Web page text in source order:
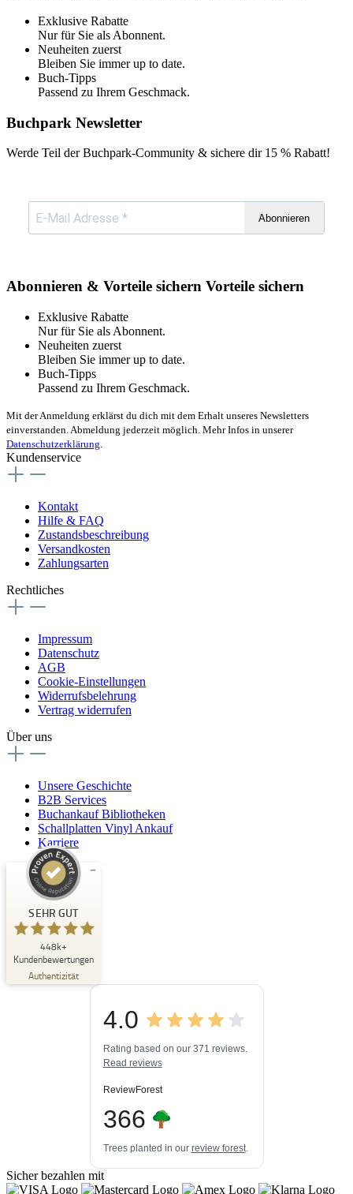
Exklusive Rabatte
Nur für Sie als Abonnent.
Neuheiten zuerst
Bleiben Sie immer up to date.
Buch-Tipps
Passend zu Ihrem Geschmack.
Buchpark Newsletter
Werde Teil der Buchpark-Community & sichere dir 15 % Rabatt!
Abonnieren
Abonnieren & Vorteile sichern Vorteile sichern
Exklusive Rabatte
Nur für Sie als Abonnent.
Neuheiten zuerst
Bleiben Sie immer up to date.
Buch-Tipps
Passend zu Ihrem Geschmack.
Mit der Anmeldung erklärst du dich mit dem Erhalt unseres Newsletters
einverstanden. Abmeldung jederzeit möglich. Mehr Infos in unserer
Datenschutzerklärung
Kundenservice
Kontakt
Hilfe & FAQ
Zustandsbeschreibung
Versandkosten
Zahlungsarten
Rechtliches
Impressum
Datenschutz
AGB
Cookie-Einstellungen
Widerrufsbelehrung
Vertrag widerrufen
Über uns
Unsere Geschichte
B2B Services
Buchankauf Bibliotheken
Schallplatten Vinyl Ankauf
Karriere
SEHR GUT
448k+
Kundenbewertungen
Authentizität
Kundenbewertungen und Erfahrungen zu
SEHR GUT
4,84
/
5,00
3
ProvenExpert.com
Blick aufs ProvenExpert-Profil werfen
06.08.2026
4.0
Rating based on our 371 reviews.
Read reviews
ReviewForest
366
Trees planted in our review forest.
Sicher bezahlen mit